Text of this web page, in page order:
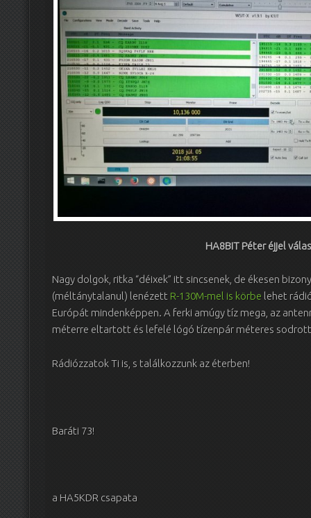
HA8BIT Péter éjjel
Nagy dolgok, ritka “déixek” itt sincsenek, de ékesen
(méltánytalanul) lenézett R-130M-mel is körbe lehet
Európát mindenképpen. A ferki amúgy tíz mega, az
méterre eltartott és lefelé lógó tízenpár méteres
Rádiózzatok Ti is, s találkozzunk az éterben!
Baráti 73!
a HA5KDR csapata